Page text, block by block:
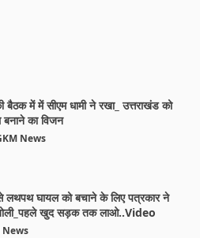
बैठक में में सीएम धामी ने रखा_ उत्तराखंड को
बनाने का विजन
News
घायल को बचाने के लिए पत्रकार ने
खुद सड़क तक लाओ..Video
News